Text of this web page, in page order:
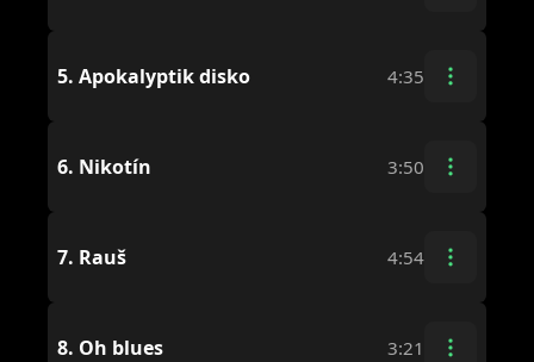
5. Apokalyptik disko 4:35
6. Nikotín 3:50
7. Rauš 4:54
8. Oh blues 3:21